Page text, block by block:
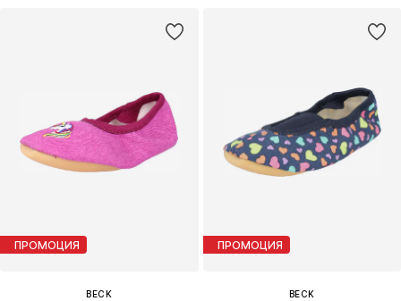
ПРОМОЦИЯ
BECK
ПРОМОЦИЯ
BECK